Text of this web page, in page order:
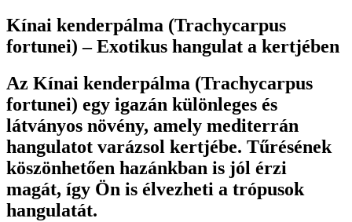
Kínai kenderpálma (Trachycarpus
fortunei) – Exotikus hangulat a kertjében
Az Kínai kenderpálma (Trachycarpus
fortunei) egy igazán különleges és
látványos növény, amely mediterrán
hangulatot varázsol kertjébe. Tűrésének
köszönhetően hazánkban is jól érzi
magát, így Ön is élvezheti a trópusok
hangulatát.